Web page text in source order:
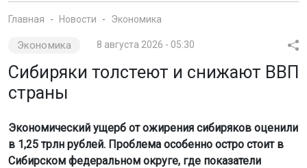
Главная Новости Экономика
Экономика 8 августа 2026 - 05:30
Сибиряки толстеют и снижают ВВП
страны
Экономический ущерб от ожирения сибиряков оценили
в 1,25 трлн рублей. Проблема особенно остро стоит в
Сибирском федеральном округе, где показатели